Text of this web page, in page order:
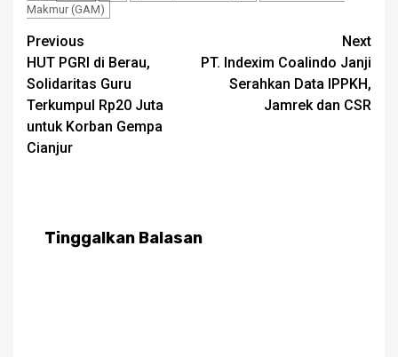
Makmur (GAM)
Post
navigation
Previous
HUT PGRI di Berau,
Solidaritas Guru
Terkumpul Rp20 Juta
untuk Korban Gempa
Cianjur
Next
PT. Indexim Coalindo Janji
Serahkan Data IPPKH,
Jamrek dan CSR
Tinggalkan Balasan